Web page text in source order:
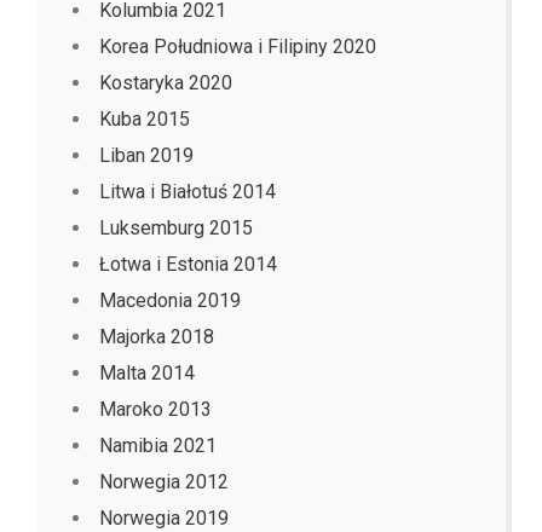
Kolumbia 2021
Korea Południowa i Filipiny 2020
Kostaryka 2020
Kuba 2015
Liban 2019
Litwa i Białotuś 2014
Luksemburg 2015
Łotwa i Estonia 2014
Macedonia 2019
Majorka 2018
Malta 2014
Maroko 2013
Namibia 2021
Norwegia 2012
Norwegia 2019